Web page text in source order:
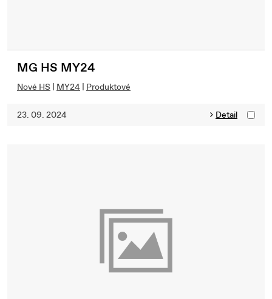
MG HS MY24
Nové HS | MY24 | Produktové
23. 09. 2024 Detail